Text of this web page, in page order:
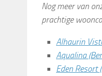
Nog meer van
prachtige
Alhaurin
Aqualina
Eden Resort